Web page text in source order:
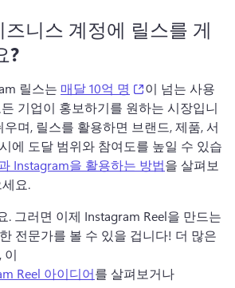
니스 계정에 릴스를 게
?
릴스는 매달 10억 명 (opens in a new
이 넘는 사용
기업이 홍보하기를 원하는 시장입니
며, 릴스를 활용하면 브랜드, 제품, 서
에 도달 범위와 참여도를 높일 수 있습
Instagram을 활용하는 방법을 살펴보
요.
. 그러면 이제 Instagram Reel을 만드는
전문가를 볼 수 있을 겁니다! 더 많은
이
Reel 아이디어를 살펴보거나